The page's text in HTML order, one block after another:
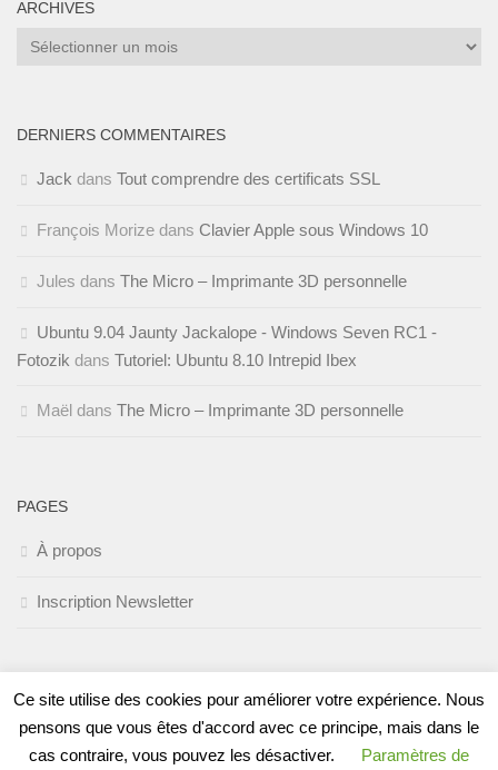
ARCHIVES
Archives
DERNIERS COMMENTAIRES
Jack dans Tout comprendre des certificats SSL
François Morize dans Clavier Apple sous Windows 10
Jules dans The Micro – Imprimante 3D personnelle
Ubuntu 9.04 Jaunty Jackalope - Windows Seven RC1 -
Fotozik dans Tutoriel: Ubuntu 8.10 Intrepid Ibex
Maël dans The Micro – Imprimante 3D personnelle
PAGES
À propos
Inscription Newsletter
Fièrement propulsé par - Conçu parThème Hueman
Ce site utilise des cookies pour améliorer votre expérience. Nous
pensons que vous êtes d'accord avec ce principe, mais dans le
cas contraire, vous pouvez les désactiver.
Paramètres de